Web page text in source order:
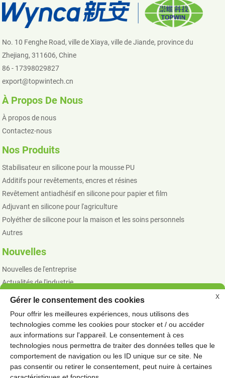
No. 10 Fenghe Road, ville de Xiaya, ville de Jiande, province du
Zhejiang, 311606, Chine
86 - 17398029827
export@topwintech.cn
À Propos De Nous
À propos de nous
Contactez-nous
Nos Produits
Stabilisateur en silicone pour la mousse PU
Additifs pour revêtements, encres et résines
Revêtement antiadhésif en silicone pour papier et film
Adjuvant en silicone pour l'agriculture
Polyéther de silicone pour la maison et les soins personnels
Autres
Nouvelles
Nouvelles de l'entreprise
Actualités de l'industrie
© COPYRIGHT - 2010 - 2023: TOUS DROITS RÉSERVÉS.
PRODUITS CHAUDS PLAN DU SITE
SPÉCIAL
MODIFICATEUR DE RÉSINE TPU EN SILICONE,FLUIDE SILICONE,
AUTOCOLLANT D’ÉPANDEUR NON IONIQUE,
ADDITIFS SILICONE POUR CONCENTRÉS DE PIGMENTS,
Gérer le consentement des cookies
Pour offrir les meilleures expériences, nous utilisons des
technologies comme les cookies pour stocker et / ou accéder
aux informations sur l'appareil. Le consentement à ces
technologies nous permettra de traiter des données telles que le
comportement de navigation ou les ID unique sur ce site. Ne
pas consentir ou retirer le consentement, peut nuire à certaines
X